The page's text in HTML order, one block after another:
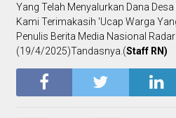
Yang Telah Menyalurkan Dana
Kami Terimakasih 'Ucap Warga
Penulis Berita Media Nasional
(19/4/2025)Tandasnya.(Staff RN)